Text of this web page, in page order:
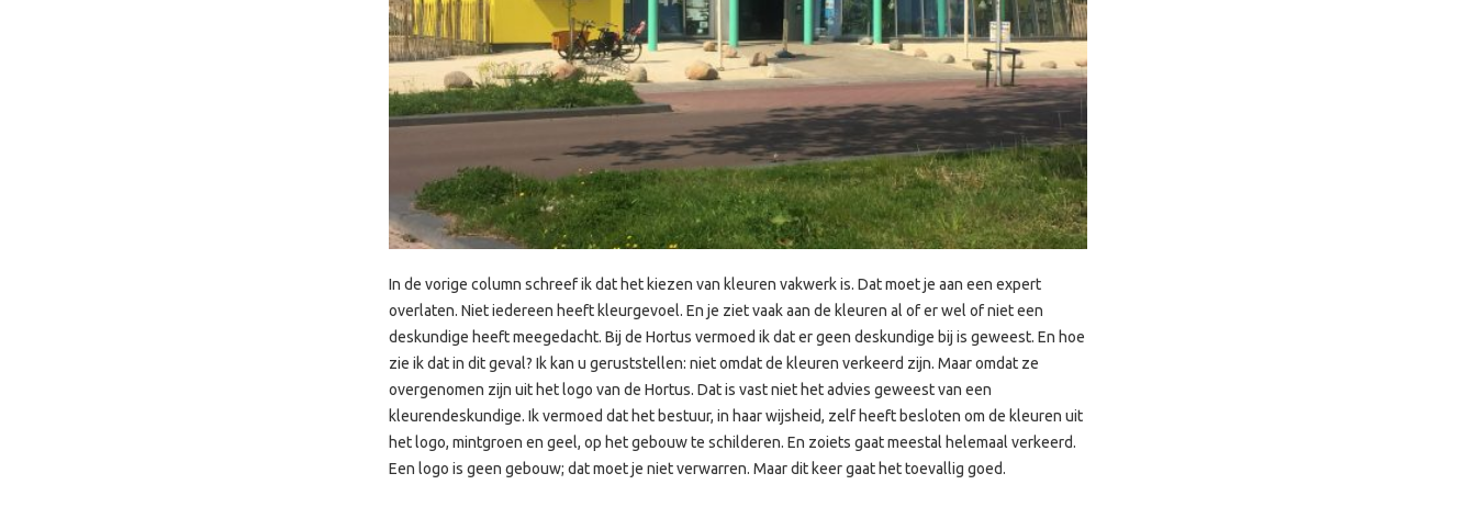
In de vorige column schreef ik dat het kiezen van kleuren vakwerk is. Dat moet je aan een expert
overlaten. Niet iedereen heeft kleurgevoel. En je ziet vaak aan de kleuren al of er wel of niet een
deskundige heeft meegedacht. Bij de Hortus vermoed ik dat er geen deskundige bij is geweest. En hoe
zie ik dat in dit geval? Ik kan u geruststellen: niet omdat de kleuren verkeerd zijn. Maar omdat ze
overgenomen zijn uit het logo van de Hortus. Dat is vast niet het advies geweest van een
kleurendeskundige. Ik vermoed dat het bestuur, in haar wijsheid, zelf heeft besloten om de kleuren uit
het logo, mintgroen en geel, op het gebouw te schilderen. En zoiets gaat meestal helemaal verkeerd.
Een logo is geen gebouw; dat moet je niet verwarren. Maar dit keer gaat het toevallig goed.